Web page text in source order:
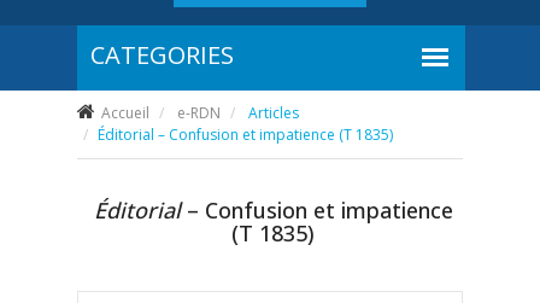
Accueil e-RDN
Articles
Éditorial – Confusion et impatience (T 1835)
Éditorial– Confusion et impatience
(T 1835)